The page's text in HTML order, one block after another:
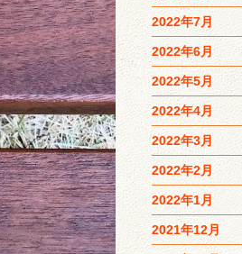
2022年7月
2022年6月
2022年5月
2022年4月
2022年3月
2022年2月
2022年1月
2021年12月